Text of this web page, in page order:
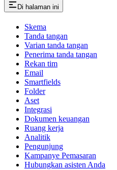
Di halaman ini
Skema
Tanda tangan
Varian tanda tangan
Penerima tanda tangan
Rekan tim
Email
Smartfields
Folder
Aset
Integrasi
Dokumen keuangan
Ruang kerja
Analitik
Pengunjung
Kampanye Pemasaran
Hubungkan asisten Anda